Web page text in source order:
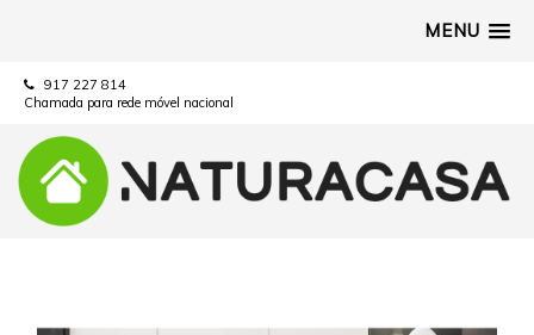
MENU
917 227 814
Chamada para rede móvel nacional